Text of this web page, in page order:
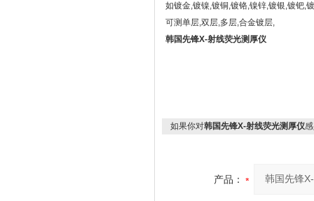
如镀金,镀镍,镀铜,镀铬,镍锌,镀银,镀钯,
可测单层,双层,多层,合金镀层,
韩国先锋X-射线荧光测厚仪
如果你对韩国先锋X-射线荧光测厚仪
产品：